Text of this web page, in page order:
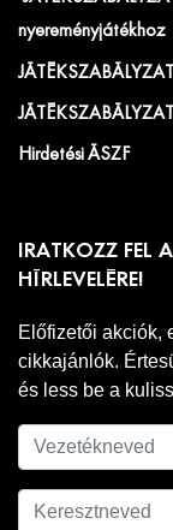
nyereményjátékhoz
Hirdetési ÁSZF
IRATKOZZ FEL
HÍRLEVELÉRE!
Előfizetői akciók,
cikkajánlók.
és less be a